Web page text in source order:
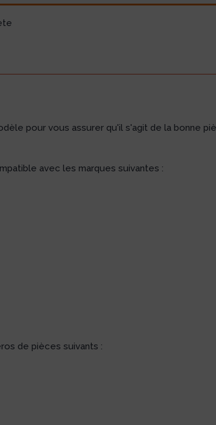
pour vous assurer qu'il s'agit de la bonne
avec les marques suivantes :
de pièces suivants :